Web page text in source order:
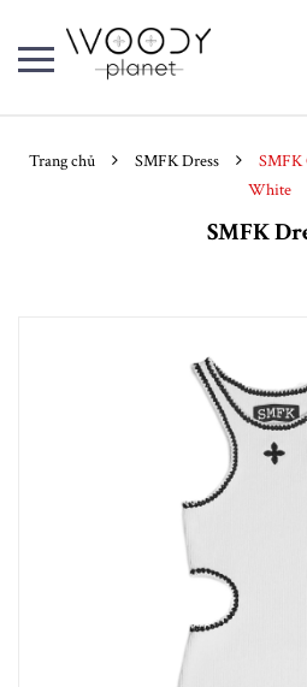
Trang chủ SMFK Dress
SMFK
White
SMFK